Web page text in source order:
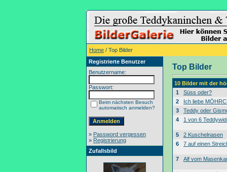
Home / Top Bilder
Registrierte Benutzer
Benutzername:
Passwort:
Beim nächsten Besuch
automatisch anmelden?
» Password vergessen
» Registrierung
Zufallsbild
Top Bilder
10 Bilder mit der
1
Süss oder?
2
Ich liebe
3
Teddy oder
4
1 von 6
5
2 Kuschelnasen
6
7 auf einen
7 Alf vom